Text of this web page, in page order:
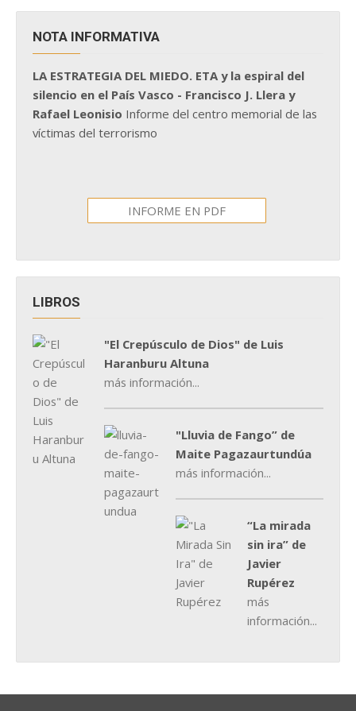
NOTA INFORMATIVA
LA ESTRATEGIA DEL MIEDO. ETA y la espiral del
silencio en el País Vasco - Francisco J. Llera y
Rafael Leonisio Informe del centro memorial de las
víctimas del terrorismo
INFORME EN PDF
LIBROS
"El Crepúsculo de Dios" de Luis
Haranburu Altuna
más información...
"Lluvia de Fango” de
Maite Pagazaurtundúa
más información...
“La mirada
sin ira” de
Javier
Rupérez
más
información...